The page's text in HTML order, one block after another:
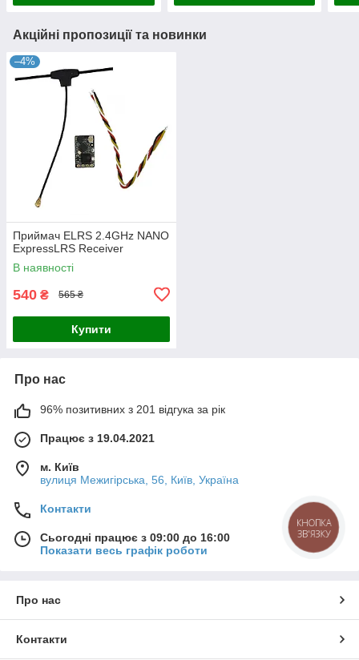
Акційні пропозиції та новинки
–4%
Приймач ELRS 2.4GHz NANO
ExpressLRS Receiver
В наявності
540 ₴ 565 ₴
Купити
Про нас
96% позитивних з 201 відгука за рік
Працює з 19.04.2021
м. Київ
вулиця Межигірська, 56, Київ, Україна
Контакти
Сьогодні працює з 09:00 до 16:00
Показати весь графік роботи
Про нас
Контакти
КНОПКА
ЗВ'ЯЗКУ